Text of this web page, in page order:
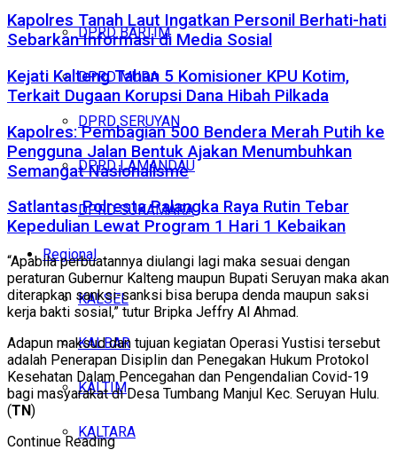
DPRD BARTIM
DPRD MURA
DPRD SERUYAN
DPRD LAMANDAU
DPRD SUKAMARA
Regional
KALSEL
KALBAR
KALTIM
KALTARA
Kapolres Tanah Laut Ingatkan Personil Berhati-hati
Sebarkan Informasi di Media Sosial
Kejati Kalteng Tahan 5 Komisioner KPU Kotim,
Terkait Dugaan Korupsi Dana Hibah Pilkada
Kapolres: Pembagian 500 Bendera Merah Putih ke
Pengguna Jalan Bentuk Ajakan Menumbuhkan
Semangat Nasionalisme
Satlantas Polresta Palangka Raya Rutin Tebar
Kepedulian Lewat Program 1 Hari 1 Kebaikan
“Apabila perbuatannya diulangi lagi maka sesuai dengan
peraturan Gubernur Kalteng maupun Bupati Seruyan maka akan
diterapkan sanksi-sanksi bisa berupa denda maupun saksi
kerja bakti sosial,” tutur Bripka Jeffry Al Ahmad.
Adapun maksud dan tujuan kegiatan Operasi Yustisi tersebut
adalah Penerapan Disiplin dan Penegakan Hukum Protokol
Kesehatan Dalam Pencegahan dan Pengendalian Covid-19
bagi masyarakat di Desa Tumbang Manjul Kec. Seruyan Hulu.
(TN)
Continue Reading